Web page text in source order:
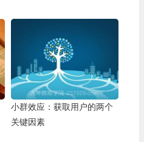
小群效应：获取用户的两个
关键因素